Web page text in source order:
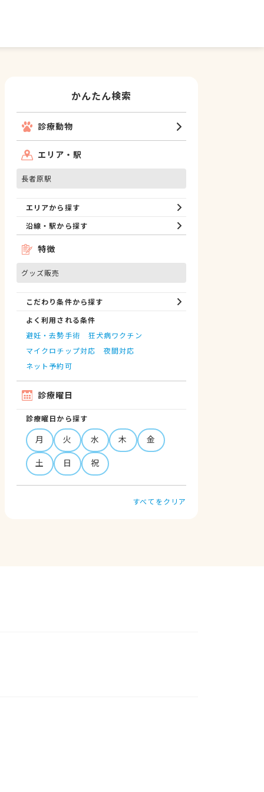
かんたん検索
診療動物
エリア・駅
長者原駅
エリアから探す
沿線・駅から探す
特徴
グッズ販売
こだわり条件から探す
よく利用される条件
避妊・去勢手術
狂犬病ワクチン
マイクロチップ対応
夜間対応
ネット予約可
診療曜日
診療曜日から探す
月 火 水 木
金
土
日 祝
すべてをクリア